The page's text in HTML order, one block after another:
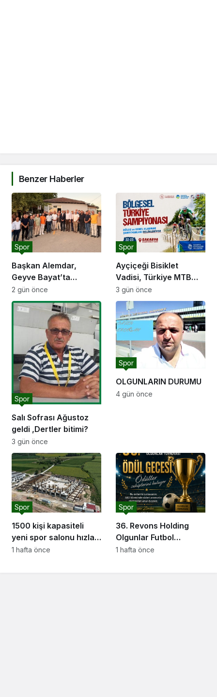
Benzer Haberler
Başkan Alemdar,
Geyve Bayat’ta
hemşehrileriyle
buluştu: “Gençlik ve
spor yatırımlarını
hayata geçirmeye
devam edeceğiz”
Spor
2 gün önce
Ayçiçeği Bisiklet
Vadisi, Türkiye MTB
Şampiyonası’na ev
sahipliği yapacak
Spor
3 gün önce
Salı Sofrası Ağustoz
geldi ,Dertler bitimi?
Spor
3 gün önce
OLGUNLARIN DURUMU
Spor
4 gün önce
1500 kişi kapasiteli
yeni spor salonu hızla
yükseliyor: “Salon
Spor
1 hafta önce
36. Revons Holding
Olgunlar Futbol
Turnuvası’nda Final
Spor
1 hafta önce